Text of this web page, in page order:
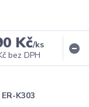
Kč/ks
bez DPH
ER-K303